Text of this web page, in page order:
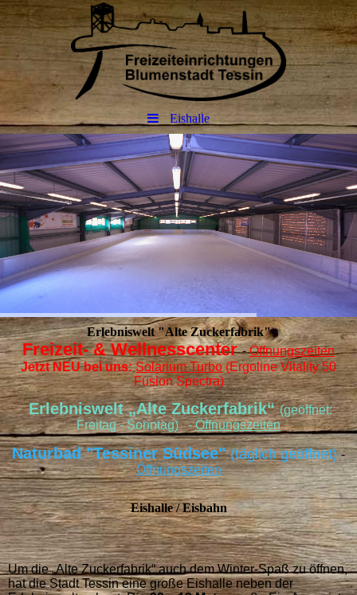
Eishalle
Erlebniswelt "Alte Zuckerfabrik"
Freizeit- & Wellnesscenter-Öffnungszeiten
Jetzt NEU bei uns: Solarium Turbo(Ergoline Vitality 50
Fusion Spectra)
Erlebniswelt „Alte Zuckerfabrik“(geöffnet:
Freitag - Sonntag) -Öffnungszeiten
Naturbad "Tessiner Südsee"(täglich geöffnet)-
Öffnungszeiten
Eishalle / Eisbahn
Um die „Alte Zuckerfabrik“ auch dem Winter-Spaß zu öffnen,
hat die Stadt Tessin eine große Eishalle neben der